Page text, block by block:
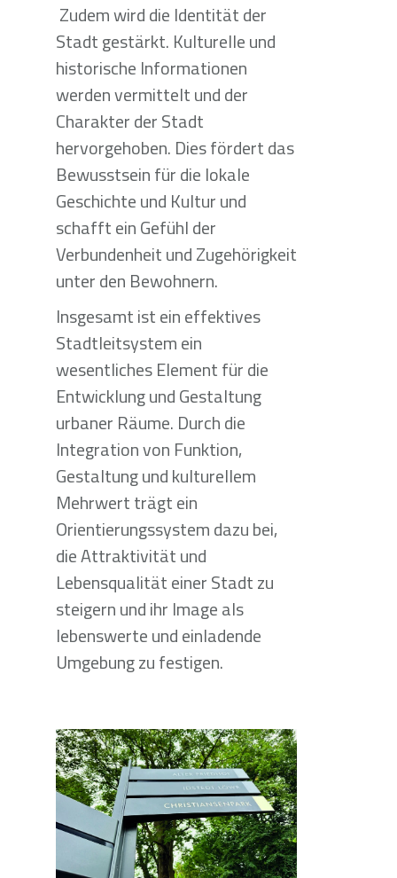
Zudem wird die Identität der
Stadt gestärkt. Kulturelle und
historische Informationen
werden vermittelt und der
Charakter der Stadt
hervorgehoben. Dies fördert das
Bewusstsein für die lokale
Geschichte und Kultur und
schafft ein Gefühl der
Verbundenheit und Zugehörigkeit
unter den Bewohnern.
Insgesamt ist ein effektives
Stadtleitsystem ein
wesentliches Element für die
Entwicklung und Gestaltung
urbaner Räume. Durch die
Integration von Funktion,
Gestaltung und kulturellem
Mehrwert trägt ein
Orientierungssystem dazu bei,
die Attraktivität und
Lebensqualität einer Stadt zu
steigern und ihr Image als
lebenswerte und einladende
Umgebung zu festigen.